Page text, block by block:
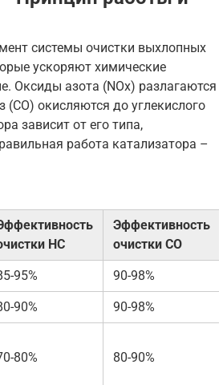
системы очистки выхлопных
ускоряют химические
Оксиды азота (NOx) разлагаются
(CO) окисляются до углекислого
зависит от его типа,
работа катализатора –
HC
Эффективность
очистки CO
95% 90-98%
90% 90-98%
80% 80-90%